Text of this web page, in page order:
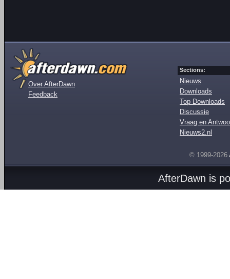
Over AfterDawn
Feedback
Sections:
Nieuws
Downloads
Top Downloads
Discussie
Vraag en
Nieuws2.nl
© 1999-2026
AfterDawn is